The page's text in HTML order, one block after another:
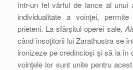
într-un fel vârful de lance al unui
individualitate a voinţei,
prieteni. La sfârşitul operei sale,
când însoţitorii lui Zarathustra se
ironizeze pe credincioşi şi să ia în
voinţele lor sunt unite pentru